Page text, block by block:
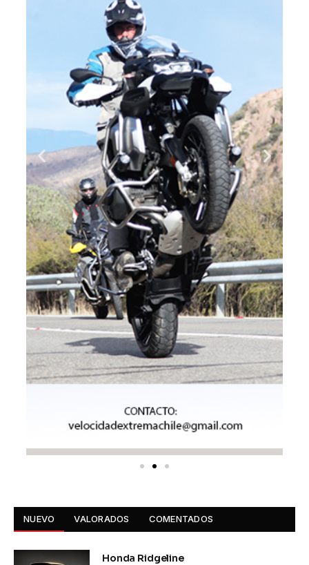
NUEVO VALORADOS COMENTADOS
Honda Ridgeline